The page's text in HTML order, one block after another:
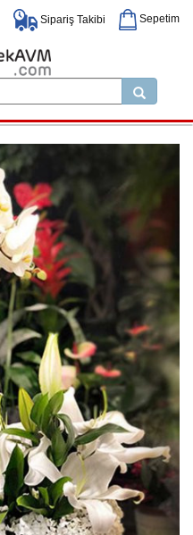
Sipariş Takibi Sepetim